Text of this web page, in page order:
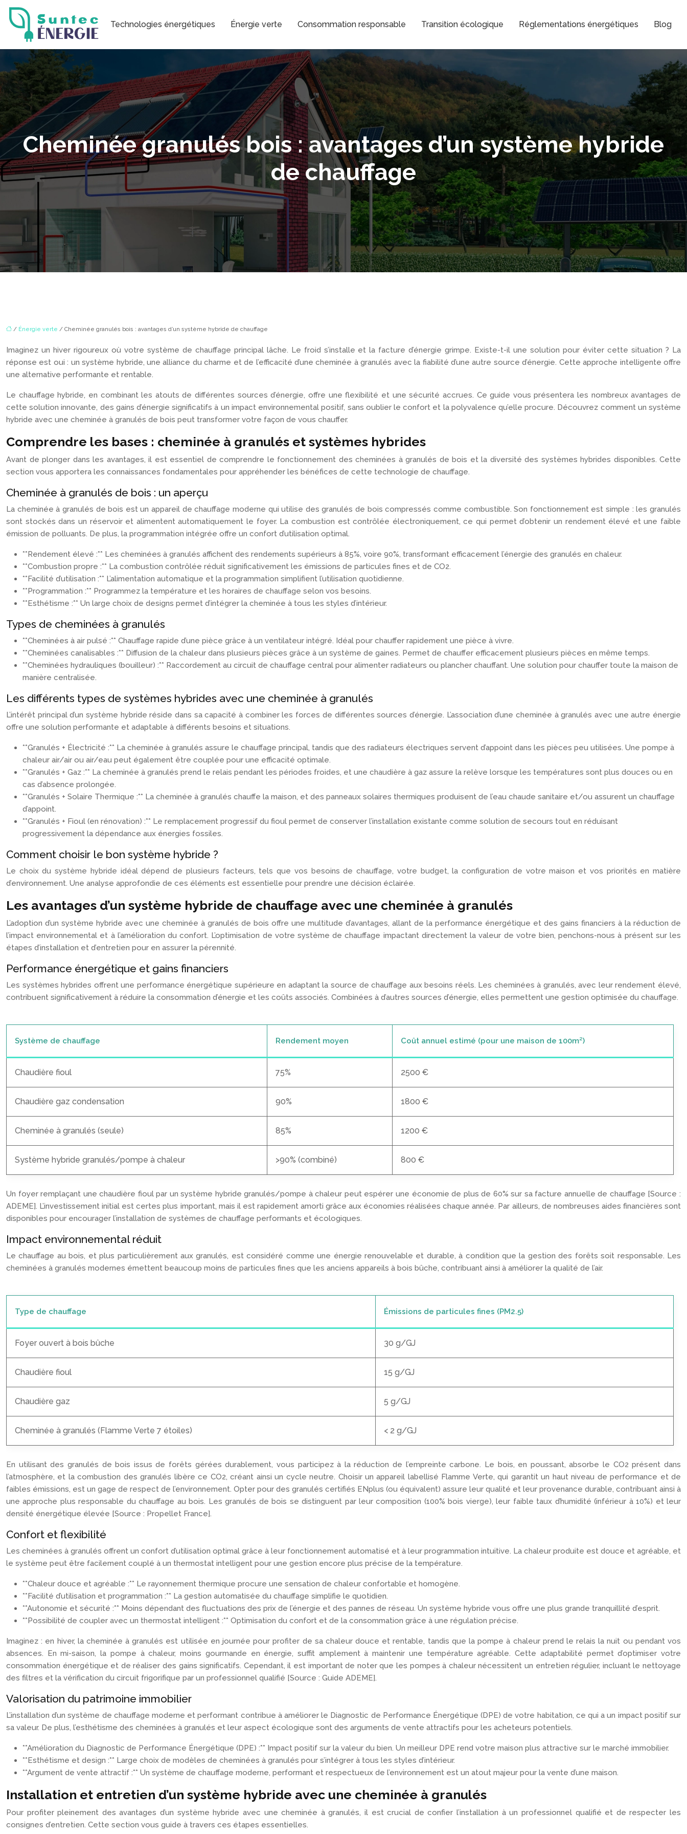
Technologies énergétiques Énergie verte Consommation responsable Transition écologique Réglementations énergétiques Blog
Cheminée granulés bois : avantages d’un système hybride
de chauffage
/ Énergie verte / Cheminée granulés bois : avantages d’un système hybride de chauffage
Imaginez un hiver rigoureux où votre système de chauffage principal lâche. Le froid s’installe et la facture d’énergie grimpe. Existe-t-il une solution pour éviter cette situation ? La
réponse est oui : un système hybride, une alliance du charme et de l’efficacité d’une cheminée à granulés avec la fiabilité d’une autre source d’énergie. Cette approche intelligente offre
une alternative performante et rentable.
Le chauffage hybride, en combinant les atouts de différentes sources d’énergie, offre une flexibilité et une sécurité accrues. Ce guide vous présentera les nombreux avantages de
cette solution innovante, des gains d’énergie significatifs à un impact environnemental positif, sans oublier le confort et la polyvalence qu’elle procure. Découvrez comment un système
hybride avec une cheminée à granulés de bois peut transformer votre façon de vous chauffer.
Comprendre les bases : cheminée à granulés et systèmes hybrides
Avant de plonger dans les avantages, il est essentiel de comprendre le fonctionnement des cheminées à granulés de bois et la diversité des systèmes hybrides disponibles. Cette
section vous apportera les connaissances fondamentales pour appréhender les bénéfices de cette technologie de chauffage.
Cheminée à granulés de bois : un aperçu
La cheminée à granulés de bois est un appareil de chauffage moderne qui utilise des granulés de bois compressés comme combustible. Son fonctionnement est simple : les granulés
sont stockés dans un réservoir et alimentent automatiquement le foyer. La combustion est contrôlée électroniquement, ce qui permet d’obtenir un rendement élevé et une faible
émission de polluants. De plus, la programmation intégrée offre un confort d’utilisation optimal.
**Rendement élevé :** Les cheminées à granulés affichent des rendements supérieurs à 85%, voire 90%, transformant efficacement l’énergie des granulés en chaleur.
**Combustion propre :** La combustion contrôlée réduit significativement les émissions de particules fines et de CO2.
**Facilité d’utilisation :** L’alimentation automatique et la programmation simplifient l’utilisation quotidienne.
**Programmation :** Programmez la température et les horaires de chauffage selon vos besoins.
**Esthétisme :** Un large choix de designs permet d’intégrer la cheminée à tous les styles d’intérieur.
Types de cheminées à granulés
**Cheminées à air pulsé :** Chauffage rapide d’une pièce grâce à un ventilateur intégré. Idéal pour chauffer rapidement une pièce à vivre.
**Cheminées canalisables :** Diffusion de la chaleur dans plusieurs pièces grâce à un système de gaines. Permet de chauffer efficacement plusieurs pièces en même temps.
**Cheminées hydrauliques (bouilleur) :** Raccordement au circuit de chauffage central pour alimenter radiateurs ou plancher chauffant. Une solution pour chauffer toute la maison de
manière centralisée.
Les différents types de systèmes hybrides avec une cheminée à granulés
L’intérêt principal d’un système hybride réside dans sa capacité à combiner les forces de différentes sources d’énergie. L’association d’une cheminée à granulés avec une autre énergie
offre une solution performante et adaptable à différents besoins et situations.
**Granulés + Électricité :** La cheminée à granulés assure le chauffage principal, tandis que des radiateurs électriques servent d’appoint dans les pièces peu utilisées. Une pompe à
chaleur air/air ou air/eau peut également être couplée pour une efficacité optimale.
**Granulés + Gaz :** La cheminée à granulés prend le relais pendant les périodes froides, et une chaudière à gaz assure la relève lorsque les températures sont plus douces ou en
cas d’absence prolongée.
**Granulés + Solaire Thermique :** La cheminée à granulés chauffe la maison, et des panneaux solaires thermiques produisent de l’eau chaude sanitaire et/ou assurent un chauffage
d’appoint.
**Granulés + Fioul (en rénovation) :** Le remplacement progressif du fioul permet de conserver l’installation existante comme solution de secours tout en réduisant
progressivement la dépendance aux énergies fossiles.
Comment choisir le bon système hybride ?
Le choix du système hybride idéal dépend de plusieurs facteurs, tels que vos besoins de chauffage, votre budget, la configuration de votre maison et vos priorités en matière
d’environnement. Une analyse approfondie de ces éléments est essentielle pour prendre une décision éclairée.
Les avantages d’un système hybride de chauffage avec une cheminée à granulés
L’adoption d’un système hybride avec une cheminée à granulés de bois offre une multitude d’avantages, allant de la performance énergétique et des gains financiers à la réduction de
l’impact environnemental et à l’amélioration du confort. L’optimisation de votre système de chauffage impactant directement la valeur de votre bien, penchons-nous à présent sur les
étapes d’installation et d’entretien pour en assurer la pérennité.
Performance énergétique et gains financiers
Les systèmes hybrides offrent une performance énergétique supérieure en adaptant la source de chauffage aux besoins réels. Les cheminées à granulés, avec leur rendement élevé,
contribuent significativement à réduire la consommation d’énergie et les coûts associés. Combinées à d’autres sources d’énergie, elles permettent une gestion optimisée du chauffage.
Système de chauffage Rendement moyen Coût annuel estimé (pour une maison de 100m²)
Chaudière fioul 75% 2500 €
Chaudière gaz condensation 90% 1800 €
Cheminée à granulés (seule) 85% 1200 €
Système hybride granulés/pompe à chaleur >90% (combiné) 800 €
Un foyer remplaçant une chaudière fioul par un système hybride granulés/pompe à chaleur peut espérer une économie de plus de 60% sur sa facture annuelle de chauffage [Source :
ADEME]. L’investissement initial est certes plus important, mais il est rapidement amorti grâce aux économies réalisées chaque année. Par ailleurs, de nombreuses aides financières sont
disponibles pour encourager l’installation de systèmes de chauffage performants et écologiques.
Impact environnemental réduit
Le chauffage au bois, et plus particulièrement aux granulés, est considéré comme une énergie renouvelable et durable, à condition que la gestion des forêts soit responsable. Les
cheminées à granulés modernes émettent beaucoup moins de particules fines que les anciens appareils à bois bûche, contribuant ainsi à améliorer la qualité de l’air.
Type de chauffage Émissions de particules fines (PM2.5)
Foyer ouvert à bois bûche 30 g/GJ
Chaudière fioul 15 g/GJ
Chaudière gaz 5 g/GJ
Cheminée à granulés (Flamme Verte 7 étoiles) < 2 g/GJ
En utilisant des granulés de bois issus de forêts gérées durablement, vous participez à la réduction de l’empreinte carbone. Le bois, en poussant, absorbe le CO2 présent dans
l’atmosphère, et la combustion des granulés libère ce CO2, créant ainsi un cycle neutre. Choisir un appareil labellisé Flamme Verte, qui garantit un haut niveau de performance et de
faibles émissions, est un gage de respect de l’environnement. Opter pour des granulés certifiés ENplus (ou équivalent) assure leur qualité et leur provenance durable, contribuant ainsi à
une approche plus responsable du chauffage au bois. Les granulés de bois se distinguent par leur composition (100% bois vierge), leur faible taux d’humidité (inférieur à 10%) et leur
densité énergétique élevée [Source : Propellet France].
Confort et flexibilité
Les cheminées à granulés offrent un confort d’utilisation optimal grâce à leur fonctionnement automatisé et à leur programmation intuitive. La chaleur produite est douce et agréable, et
le système peut être facilement couplé à un thermostat intelligent pour une gestion encore plus précise de la température.
**Chaleur douce et agréable :** Le rayonnement thermique procure une sensation de chaleur confortable et homogène.
**Facilité d’utilisation et programmation :** La gestion automatisée du chauffage simplifie le quotidien.
**Autonomie et sécurité :** Moins dépendant des fluctuations des prix de l’énergie et des pannes de réseau. Un système hybride vous offre une plus grande tranquillité d’esprit.
**Possibilité de coupler avec un thermostat intelligent :** Optimisation du confort et de la consommation grâce à une régulation précise.
Imaginez : en hiver, la cheminée à granulés est utilisée en journée pour profiter de sa chaleur douce et rentable, tandis que la pompe à chaleur prend le relais la nuit ou pendant vos
absences. En mi-saison, la pompe à chaleur, moins gourmande en énergie, suffit amplement à maintenir une température agréable. Cette adaptabilité permet d’optimiser votre
consommation énergétique et de réaliser des gains significatifs. Cependant, il est important de noter que les pompes à chaleur nécessitent un entretien régulier, incluant le nettoyage
des filtres et la vérification du circuit frigorifique par un professionnel qualifié [Source : Guide ADEME].
Valorisation du patrimoine immobilier
L’installation d’un système de chauffage moderne et performant contribue à améliorer le Diagnostic de Performance Énergétique (DPE) de votre habitation, ce qui a un impact positif sur
sa valeur. De plus, l’esthétisme des cheminées à granulés et leur aspect écologique sont des arguments de vente attractifs pour les acheteurs potentiels.
**Amélioration du Diagnostic de Performance Énergétique (DPE) :** Impact positif sur la valeur du bien. Un meilleur DPE rend votre maison plus attractive sur le marché immobilier.
**Esthétisme et design :** Large choix de modèles de cheminées à granulés pour s’intégrer à tous les styles d’intérieur.
**Argument de vente attractif :** Un système de chauffage moderne, performant et respectueux de l’environnement est un atout majeur pour la vente d’une maison.
Installation et entretien d’un système hybride avec une cheminée à granulés
Pour profiter pleinement des avantages d’un système hybride avec une cheminée à granulés, il est crucial de confier l’installation à un professionnel qualifié et de respecter les
consignes d’entretien. Cette section vous guide à travers ces étapes essentielles.